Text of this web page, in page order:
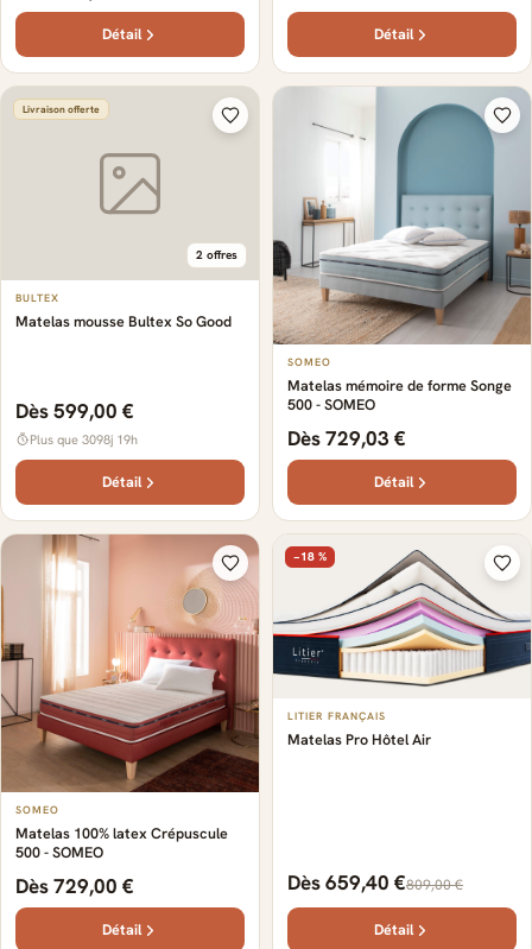
Détail Détail
Livraison offerte
2 offres
BULTEX
Matelas mousse Bultex So Good
Dès 599,00 €
Plus que 3098j 19h
Détail
SOMEO
Matelas mémoire de forme Songe
500 - SOMEO
Dès 729,03 €
Détail
SOMEO
Matelas 100% latex Crépuscule
500 - SOMEO
Dès 729,00 €
Détail
−18 %
LITIER FRANÇAIS
Matelas Pro Hôtel Air
Dès 659,40 €809,00 €
Détail